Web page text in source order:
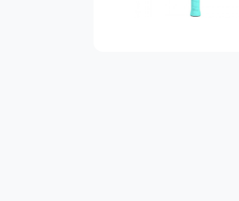
Reserveringssystemen